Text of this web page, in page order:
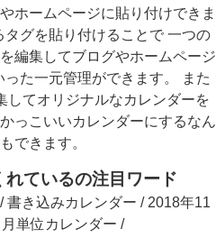
ホームページに貼り付けできま
グを貼り付けることで 一つの
編集してブログやホームページ
た一元管理ができます。 また
してオリジナルなカレンダーを
っこいいカレンダーにするなん
できます。
ているの注目ワード
書き込みカレンダー / 2018年11
単位カレンダー /